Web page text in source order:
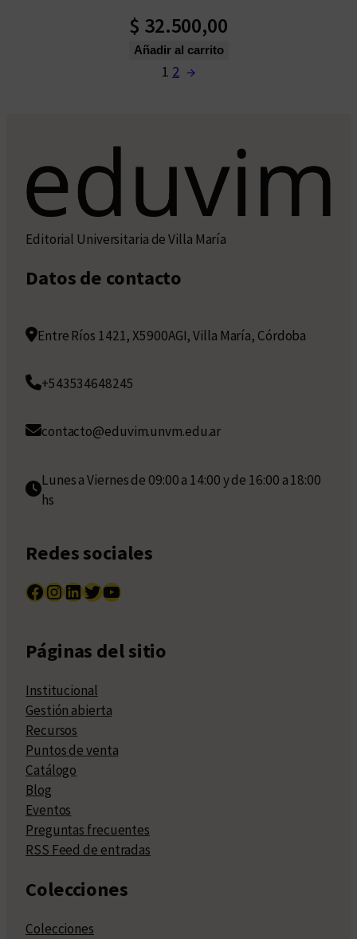
$ 32.500,00
Añadir al carrito
1 2 →
Editorial Universitaria de Villa María
Datos de contacto
Entre Ríos 1421, X5900AGI, Villa María, Córdoba
+543534648245
contacto@eduvim.unvm.edu.ar
Lunes a Viernes de 09:00 a 14:00 y de 16:00 a 18:00
hs
Redes sociales
Facebook InstagramLinkedIn Twitter YouTube
Páginas del sitio
Institucional
Gestión abierta
Recursos
Puntos de venta
Catálogo
Blog
Eventos
Preguntas frecuentes
RSS Feed de entradas
Colecciones
Colecciones